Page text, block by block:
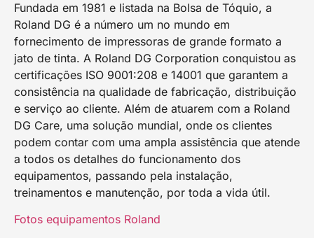
Fundada em 1981 e listada na Bolsa de Tóquio, a
Roland DG é a número um no mundo em
fornecimento de impressoras de grande formato a
jato de tinta. A Roland DG Corporation conquistou as
certificações ISO 9001:208 e 14001 que garantem a
consistência na qualidade de fabricação, distribuição
e serviço ao cliente. Além de atuarem com a Roland
DG Care, uma solução mundial, onde os clientes
podem contar com uma ampla assistência que atende
a todos os detalhes do funcionamento dos
equipamentos, passando pela instalação,
treinamentos e manutenção, por toda a vida útil.
Fotos equipamentos Roland